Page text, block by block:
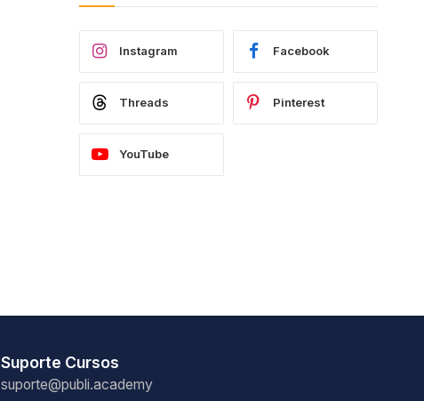
Instagram Facebook
Threads Pinterest
YouTube
Suporte Cursos
suporte@publi.academy